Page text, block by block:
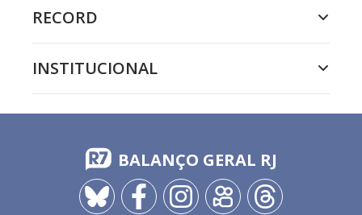
RECORD
INSTITUCIONAL
BALANÇO GERAL RJ